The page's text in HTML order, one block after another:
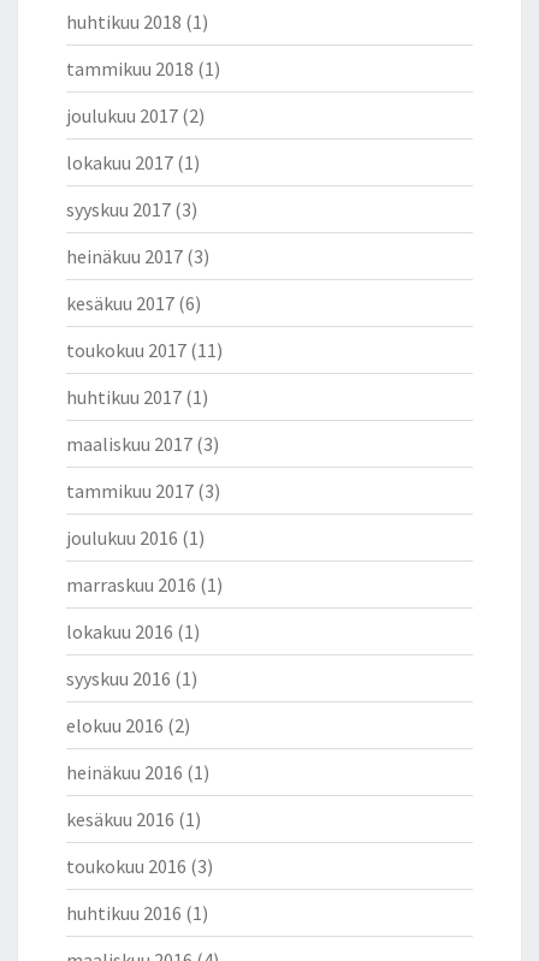
huhtikuu 2018 (1)
tammikuu 2018 (1)
joulukuu 2017 (2)
lokakuu 2017 (1)
syyskuu 2017 (3)
heinäkuu 2017 (3)
kesäkuu 2017 (6)
toukokuu 2017 (11)
huhtikuu 2017 (1)
maaliskuu 2017 (3)
tammikuu 2017 (3)
joulukuu 2016 (1)
marraskuu 2016 (1)
lokakuu 2016 (1)
syyskuu 2016 (1)
elokuu 2016 (2)
heinäkuu 2016 (1)
kesäkuu 2016 (1)
toukokuu 2016 (3)
huhtikuu 2016 (1)